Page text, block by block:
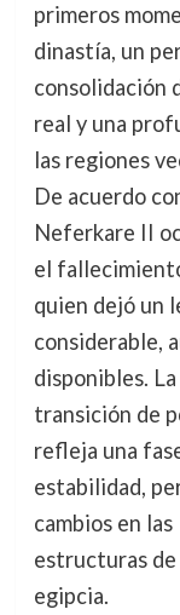
primeros
dinastía, un
consolidación
real y una
las regiones
De acuerdo
Neferkare II
el
quien dejó un
considerable,
disponibles. La
transición de
refleja una
estabilidad,
cambios en las
estructuras
egipcia.